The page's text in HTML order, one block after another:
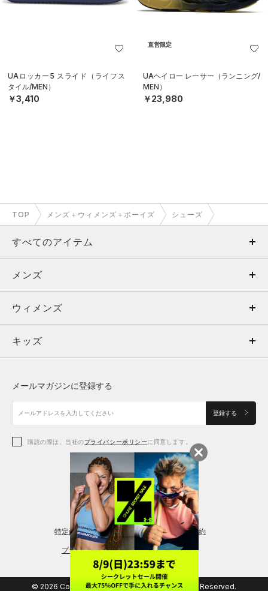
UAロッカー5 スライド（ライフス
タイル/MEN）
￥3,410
直営限定
UAヘイロー レーサー（ランニング/
MEN）
￥23,980
TOP メンズ＋ウィメンズ＋ボーイズ シューズ
すべてのアイテム
メンズ
ウィメンズ
キッズ
アクセサリー
メンズ
トップス
ボトムス
アクセサリー
ウィメンズ
トップス
シューズ
アクセサリー
レギンス＆タイツ
キッズ
シューズ
メールマガジンに登録する
登録する
購読の際は、当社のプライバシーポリシーに同意します。
特定商取引法に基づく通販の表記 会員規約
プライバシーポリシー
© 2026 Copyright DOME Corporation. All Rights Reserved.